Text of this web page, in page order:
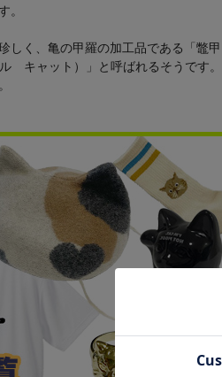
。
しく、亀の甲羅の加工品である「鼈
キャット）」と呼ばれるそうです